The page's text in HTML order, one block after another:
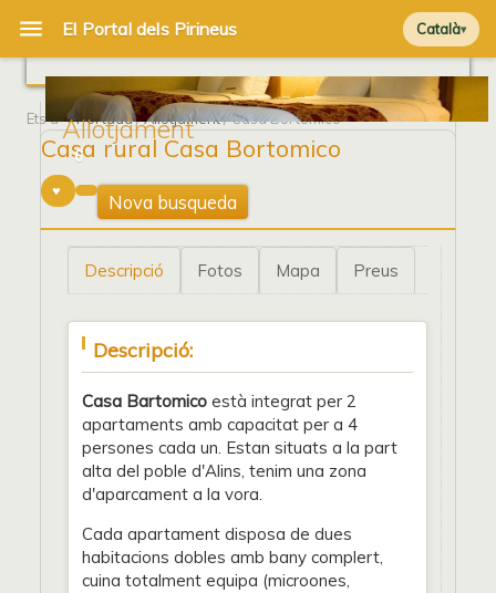
Català
Allotjament
Ets a Portada/Allotjament/ Casa Bortomico
Casa rural Casa Bortomico
6
Nova busqueda
Descripció Fotos Mapa Preus
Descripció:
Casa Bartomico està integrat per 2
apartaments amb capacitat per a 4
persones cada un. Estan situats a la part
alta del poble d'Alins, tenim una zona
d'aparcament a la vora.
Cada apartament disposa de dues
habitacions dobles amb bany complert,
cuina totalment equipa (microones,